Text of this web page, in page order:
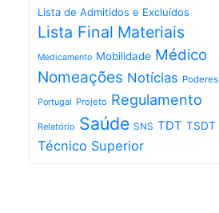
Lista de Admitidos e Excluídos
Lista Final Materiais
Medicamento Mobilidade Médico
Nomeações Notícias Poderes
Portugal Projeto Regulamento
Relatório Saúde SNS TDT TSDT
Técnico Superior